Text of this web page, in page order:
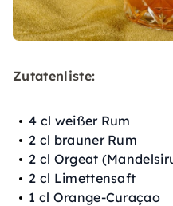
Zutatenliste:
4 cl weißer Rum
2 cl brauner Rum
2 cl Orgeat
2 cl Limettensaft
1 cl Orange-Curaçao